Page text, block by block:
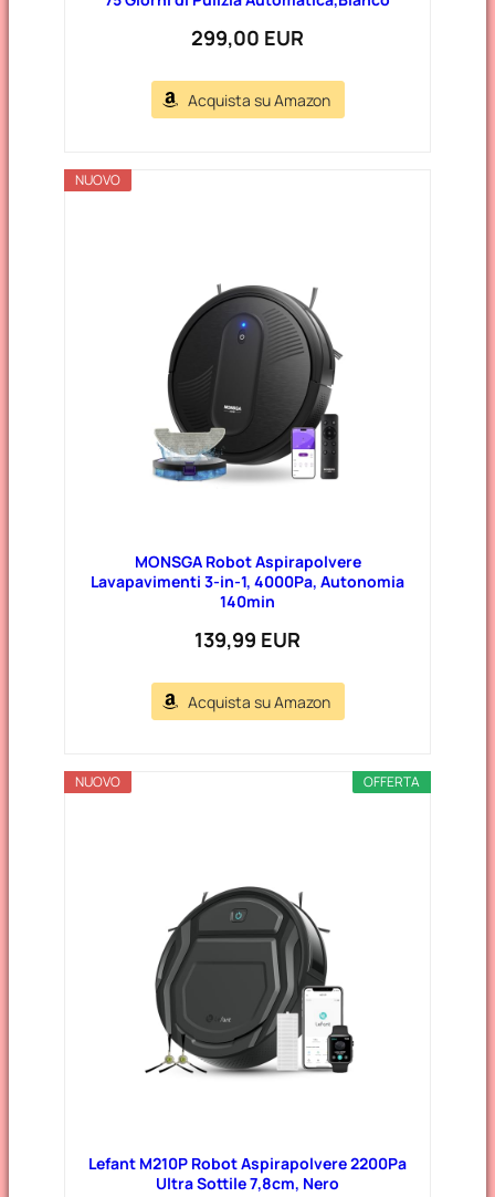
299,00 EUR
Acquista su Amazon
NUOVO
MONSGA Robot Aspirapolvere
Lavapavimenti 3-in-1, 4000Pa, Autonomia
140min
139,99 EUR
Acquista su Amazon
OFFERTA
NUOVO
Lefant M210P Robot Aspirapolvere 2200Pa
Ultra Sottile 7,8cm, Nero